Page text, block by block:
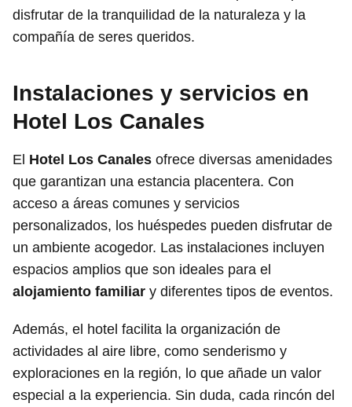
disfrutar de la tranquilidad de la naturaleza y la
compañía de seres queridos.
Instalaciones y servicios en
Hotel Los Canales
El Hotel Los Canales ofrece diversas amenidades
que garantizan una estancia placentera. Con
acceso a áreas comunes y servicios
personalizados, los huéspedes pueden disfrutar de
un ambiente acogedor. Las instalaciones incluyen
espacios amplios que son ideales para el
alojamiento familiar y diferentes tipos de eventos.
Además, el hotel facilita la organización de
actividades al aire libre, como senderismo y
exploraciones en la región, lo que añade un valor
especial a la experiencia. Sin duda, cada rincón del